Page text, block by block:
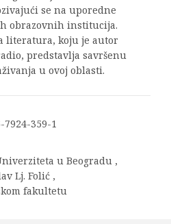
se na uporedne
obrazovnih institucija.
literatura, koju je autor
predstavlja savršenu
u ovoj oblasti.
7924-359-1
u Beogradu ,
Lj. Folić ,
fakultetu